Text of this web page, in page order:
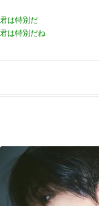
君は特別だ
君は特別だね